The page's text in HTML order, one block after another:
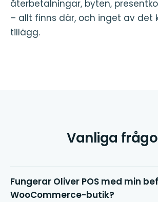
återbetalningar, byten,
– allt finns där, och inget av det
tillägg.
Vanliga
Fungerar Oliver POS med min
WooCommerce-butik?